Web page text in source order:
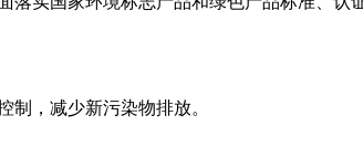
制，减少新污染物排放。